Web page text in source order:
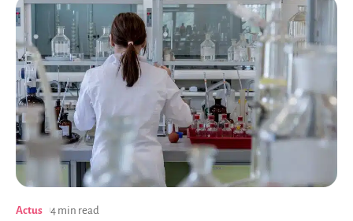
Actus 4 min read